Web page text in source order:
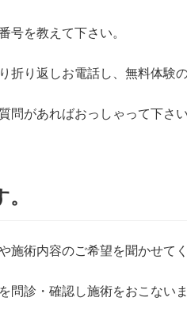
号を教えて下さい。
折り返しお電話し、無料体験
問があればおっしゃって下さ
施術内容のご希望を聞かせてく
問診・確認し施術をおこないま